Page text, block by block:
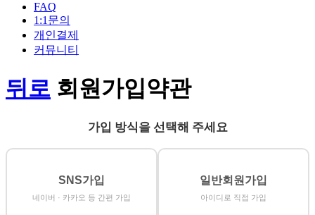
FAQ
1:1문의
개인결제
커뮤니티
뒤로 회원가입약관
가입 방식을 선택해 주세요
SNS가입
네이버 · 카카오 등 간편 가입
일반회원가입
아이디로 직접 가입